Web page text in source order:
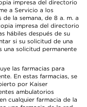
impresa del directorio
a Servicio a los
la semana, de 8 a. m. a
impresa del directorio
hábiles después de su
si su solicitud de una
una solicitud permanente
las farmacias para
En estas farmacias, se
por Kaiser
ambulatorios
cualquier farmacia de la